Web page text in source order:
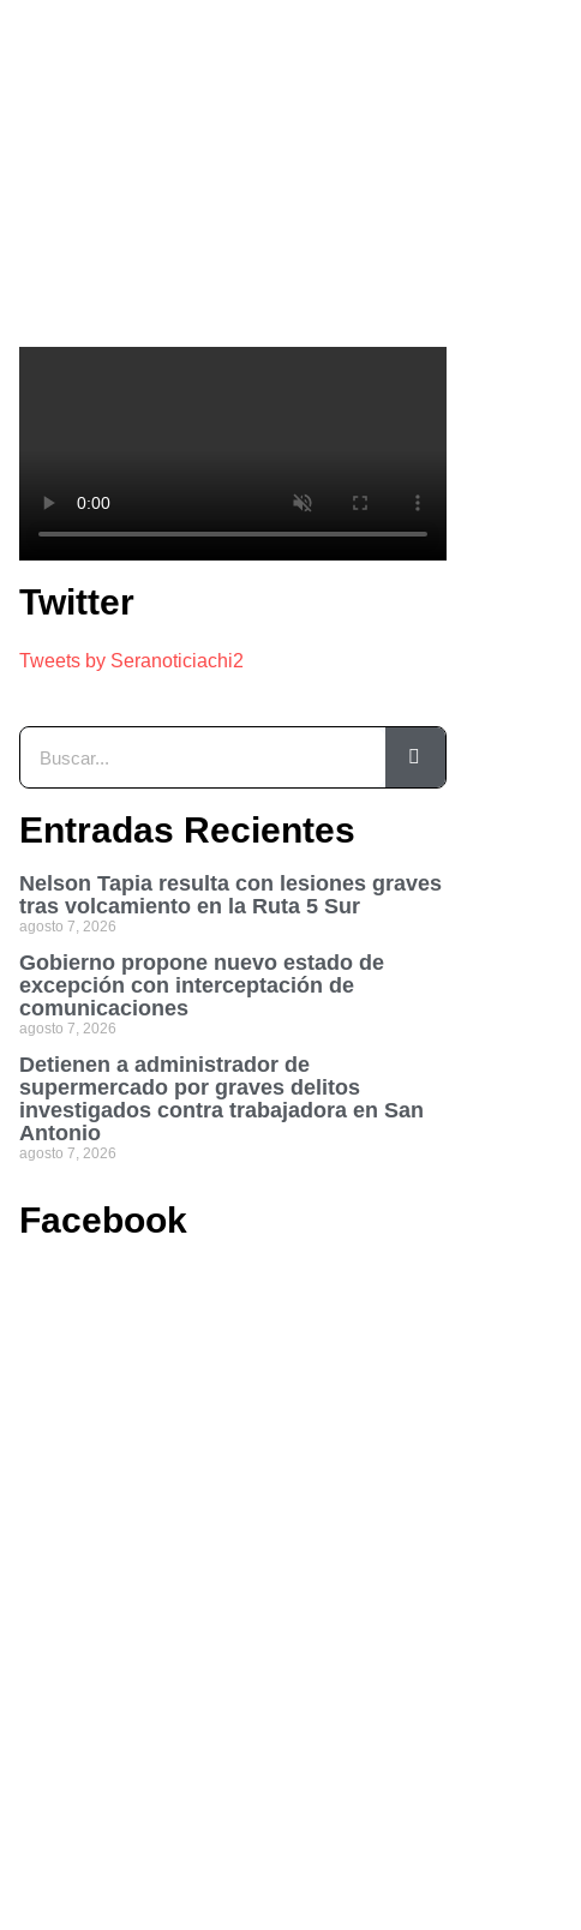
Twitter
Tweets by Seranoticiachi2
Entradas Recientes
Nelson Tapia resulta con lesiones graves
tras volcamiento en la Ruta 5 Sur
agosto 7, 2026
Gobierno propone nuevo estado de
excepción con interceptación de
comunicaciones
agosto 7, 2026
Detienen a administrador de
supermercado por graves delitos
investigados contra trabajadora en San
Antonio
agosto 7, 2026
Facebook